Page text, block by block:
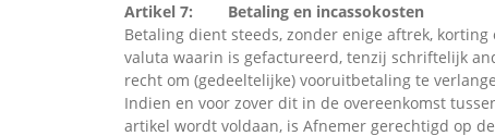
Artikel 7: Betaling en incassokosten
Betaling dient steeds, zonder enige aftrek,
valuta waarin is gefactureerd, tenzij schriftelijk
recht om (gedeeltelijke) vooruitbetaling te
Indien en voor zover dit in de overeenkomst
artikel wordt voldaan, is Afnemer gerechtigd op